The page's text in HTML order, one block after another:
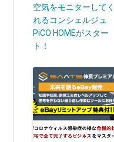
空気をモニターしてく
れるコンシェルジュ
PiCO HOMEがスター
ト！